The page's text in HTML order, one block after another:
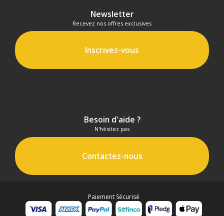
Newsletter
Recevez nos offres exclusives
Inscrivez-vous
Besoin d'aide ?
N'hésitez pas
Contactez-nous
Paiement Sécurisé